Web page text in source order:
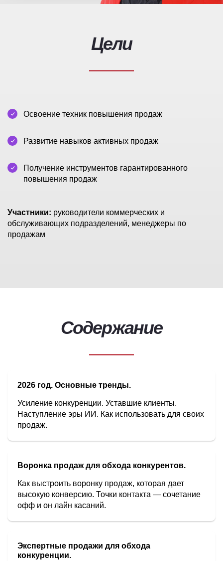
Цели
Освоение техник повышения продаж
Развитие навыков активных продаж
Получение инструментов гарантированного
повышения продаж
Участники: руководители коммерческих и
обслуживающих подразделений, менеджеры по
продажам
Содержание
2026 год. Основные тренды.
Усиление конкуренции. Уставшие клиенты.
Наступление эры ИИ. Как использовать для своих
продаж.
Воронка продаж для обхода конкурентов.
Как выстроить воронку продаж, которая дает
высокую конверсию. Точки контакта — сочетание
офф и он лайн касаний.
Экспертные продажи для обхода
конкуренции.